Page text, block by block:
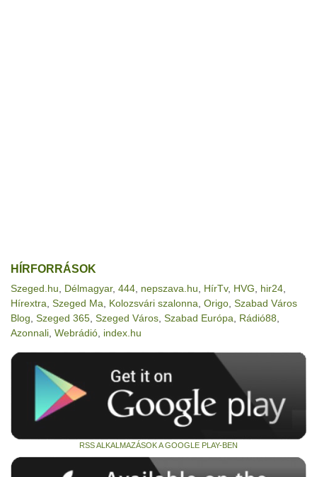
HÍRFORRÁSOK
Szeged.hu Délmagyar, 444 nepszava.hu HírTv, HVG hir24
Hírextra Szeged Ma Kolozsvári szalonna Origo Szabad Város
Blog Szeged 365 Szeged Város Szabad Európa Rádió88
Azonnali Webrádió index.hu
RSS ALKALMAZÁSOK A GOOGLE PLAY-BEN